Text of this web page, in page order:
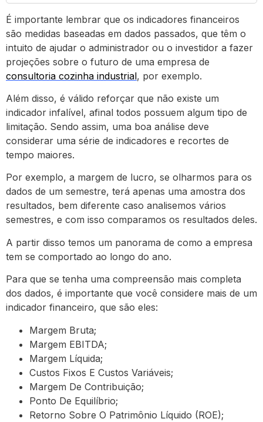
É importante lembrar que os indicadores financeiros
são medidas baseadas em dados passados, que têm o
intuito de ajudar o administrador ou o investidor a fazer
projeções sobre o futuro de uma empresa de
consultoria cozinha industrial, por exemplo.
Além disso, é válido reforçar que não existe um
indicador infalível, afinal todos possuem algum tipo de
limitação. Sendo assim, uma boa análise deve
considerar uma série de indicadores e recortes de
tempo maiores.
Por exemplo, a margem de lucro, se olharmos para os
dados de um semestre, terá apenas uma amostra dos
resultados, bem diferente caso analisemos vários
semestres, e com isso comparamos os resultados deles.
A partir disso temos um panorama de como a empresa
tem se comportado ao longo do ano.
Para que se tenha uma compreensão mais completa
dos dados, é importante que você considere mais de um
indicador financeiro, que são eles:
Margem Bruta;
Margem EBITDA;
Margem Líquida;
Custos Fixos E Custos Variáveis;
Margem De Contribuição;
Ponto De Equilíbrio;
Retorno Sobre O Patrimônio Líquido (ROE);